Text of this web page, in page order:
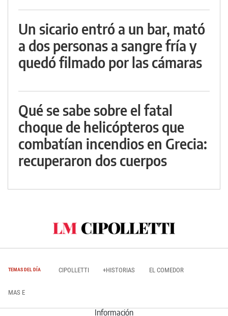
Un sicario entró a un bar, mató
a dos personas a sangre fría y
quedó filmado por las cámaras
Qué se sabe sobre el fatal
choque de helicópteros que
combatían incendios en Grecia:
recuperaron dos cuerpos
TEMAS DEL DÍA CIPOLLETTI +HISTORIAS EL COMEDOR
MAS E
Información